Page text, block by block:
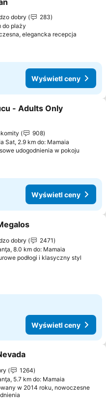
dobry
283
do plaży
elegancka recepcja
Wyświetl ceny
do ulubionych
- Adults Only
908
Sat, 2.9 km do: Mamaia
udogodnienia w pokoju
Wyświetl ceny
do ulubionych
dobry
2471
8.0 km do: Mamaia
podłogi i klasyczny styl
Wyświetl ceny
do ulubionych
1264
5.7 km do: Mamaia
w 2014 roku, nowoczesne